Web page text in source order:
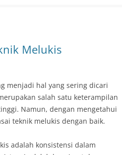
Melukis
menjadi hal yang sering dicari
salah satu keterampilan
Namun, dengan mengetahui
teknik melukis dengan baik.
adalah konsistensi dalam